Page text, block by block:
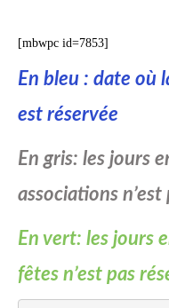
Mes démarches
Faverolles
Faverolles
numérique
Séjourner à
Nos
[mbwpc id=7853]
En bleu : date où
est réservée
En gris: les jours
associations n’est
En vert: les jours
fêtes n’est pas